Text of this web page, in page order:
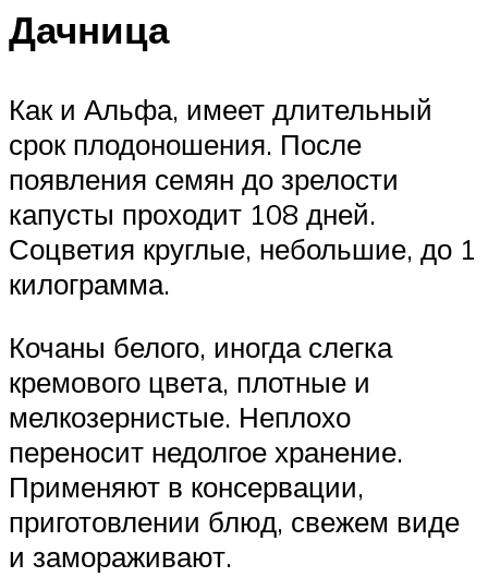
Дачница
Как и Альфа, имеет длительный
срок плодоношения. После
появления семян до зрелости
капусты проходит 108 дней.
Соцветия круглые, небольшие, до 1
килограмма.
Кочаны белого, иногда слегка
кремового цвета, плотные и
мелкозернистые. Неплохо
переносит недолгое хранение.
Применяют в консервации,
приготовлении блюд, свежем виде
и замораживают.